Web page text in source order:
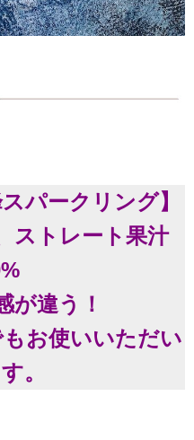
パークリング】
ストレート果汁
が違う！
お使いいただい
。